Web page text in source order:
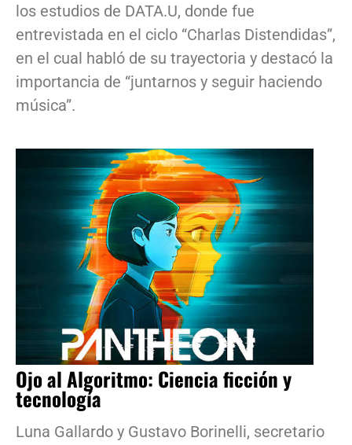
los estudios de DATA.U, donde fue
entrevistada en el ciclo “Charlas Distendidas”,
en el cual habló de su trayectoria y destacó la
importancia de “juntarnos y seguir haciendo
música”.
Ojo al Algoritmo: Ciencia ficción y
tecnología
Luna Gallardo y Gustavo Borinelli, secretario